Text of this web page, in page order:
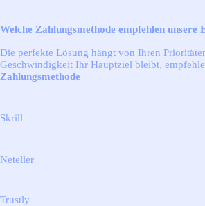
Welche Zahlungsmethode empfehlen unsere
Die perfekte Lösung hängt von Ihren
Geschwindigkeit Ihr Hauptziel bleibt,
Zahlungsmethode
Skrill
Neteller
Trustly